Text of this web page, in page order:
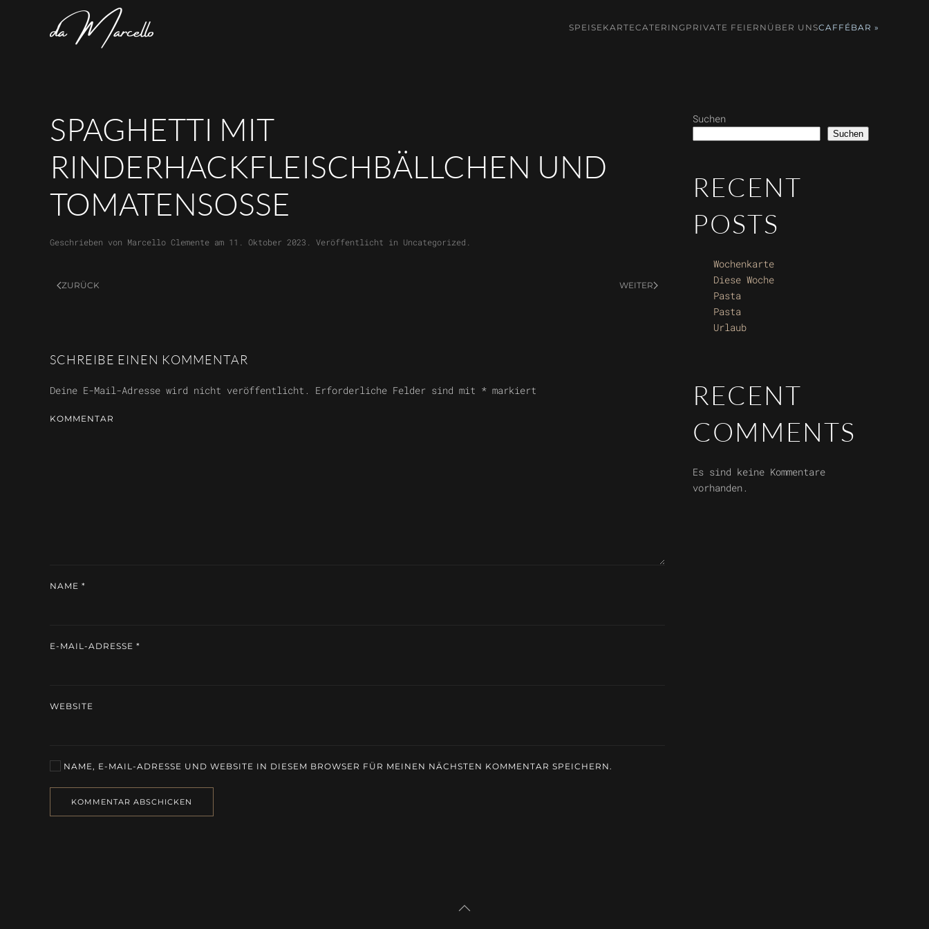
Skip to main content
SPEISEKARTECATERING PRIVATE FEIERN ÜBER UNSCAFFÉBAR »
SPAGHETTI MIT
RINDERHACKFLEISCHBÄLLCHEN UND
TOMATENSOSSE
Geschrieben von Marcello Clemente am 11. Oktober 2023 . Veröffentlicht in Uncategorized
ZURÜCK WEITER
SCHREIBE EINEN KOMMENTAR
Deine E-Mail-Adresse wird nicht veröffentlicht. Erforderliche Felder sind mit * markiert
KOMMENTAR
NAME *
E-MAIL-ADRESSE *
WEBSITE
NAME, E-MAIL-ADRESSE UND WEBSITE IN DIESEM BROWSER FÜR MEINEN NÄCHSTEN KOMMENTAR SPEICHERN.
KOMMENTAR ABSCHICKEN
Suchen
Suchen
RECENT
POSTS
Wochenkarte
Diese Woche
Pasta
Pasta
Urlaub
RECENT
COMMENTS
Es sind keine Kommentare
vorhanden.